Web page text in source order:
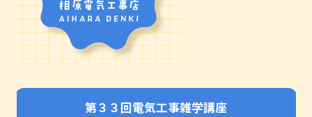
第３３回電気工事雑学講座